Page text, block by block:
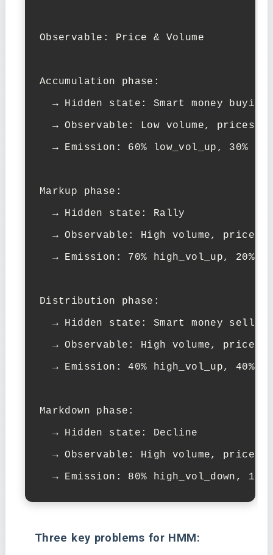
Observable: Price & Volume
Accumulation phase:
  → Hidden state: Smart money buying
→ Observable: Low volume, prices
→ Emission: 60% low_vol_up, 30%
Markup phase:
  → Hidden state: Rally
→ Observable: High volume, prices
→ Emission: 70% high_vol_up, 20%
Distribution phase:
→ Hidden state: Smart money
→ Observable: High volume, prices
→ Emission: 40% high_vol_up, 40%
Markdown phase:
  → Hidden state: Decline
→ Observable: High volume, prices
→ Emission: 80% high_vol_down,
Three key problems for HMM: